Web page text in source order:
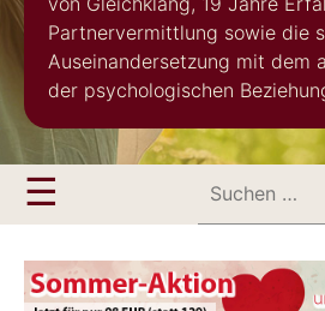
Partnervermittlung sowie die
Auseinandersetzung mit dem
der psychologischen
☰
for: